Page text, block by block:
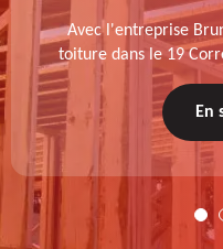
Avec l'entreprise
toiture dans le 19
aux normes :
technique à
En